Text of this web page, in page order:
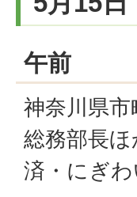
午前
神奈川県
総務部長
済・にぎ